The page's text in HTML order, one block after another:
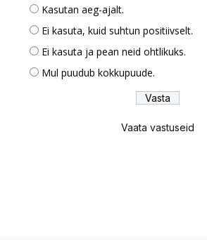
Kasutan aeg-ajalt.
Ei kasuta, kuid suhtun positiivselt.
Ei kasuta ja pean neid ohtlikuks.
Mul puudub kokkupuude.
Vaata vastuseid